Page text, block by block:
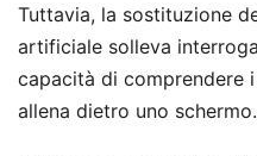
Tuttavia, la sostituzione
artificiale solleva
capacità di comprendere
allena dietro uno schermo.